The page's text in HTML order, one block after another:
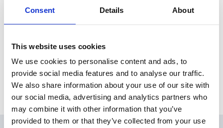
Consent Details About
This website uses cookies
We use cookies to personalise content and ads, to
provide social media features and to analyse our traffic.
We also share information about your use of our site with
our social media, advertising and analytics partners who
may combine it with other information that you’ve
provided to them or that they’ve collected from your use
工場の新設に関するお知らせ
News Release
Archive